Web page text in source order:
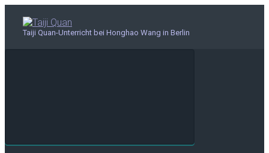
Hauptinhalt
springen
Taiji Quan-Unterricht bei Honghao Wang in Berlin